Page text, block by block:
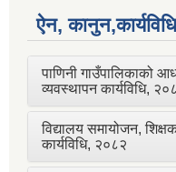
ऐन,
पाणिनी गाउँपालिकाको
व्यवस्थापन कार्यविधि,
विद्यालय समायोजन,
कार्यविधि, २०८२